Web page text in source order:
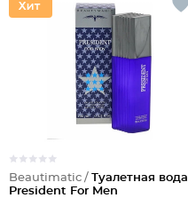
Beautimatic / Туалетная вода
President For Men